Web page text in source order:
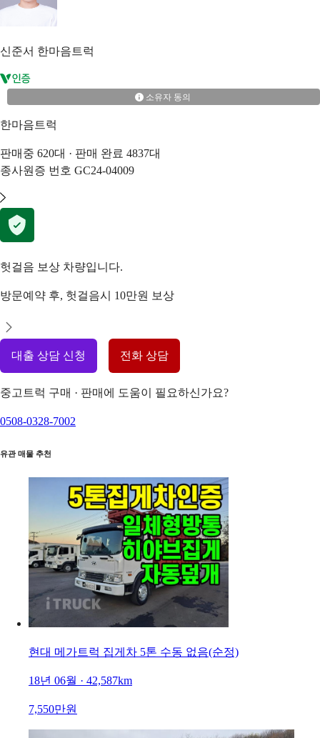
신준서 한마음트럭
소유자 동의
한마음트럭
판매중 620대 · 판매 완료 4837대
종사원증 번호 GC24-04009
헛걸음 보상 차량입니다.
방문예약 후, 헛걸음시 10만원 보상
대출 상담 신청 전화 상담
중고트럭 구매 · 판매에 도움이 필요하신가요?
0508-0328-7002
유관 매물 추천
현대 메가트럭 집게차 5톤 수동 없음(순정)
18년 06월 · 42,587km
7,550만원